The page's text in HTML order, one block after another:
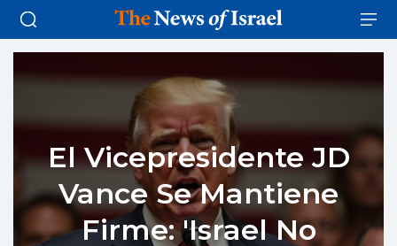
El Vicepresidente JD
Vance Se Mantiene
Firme: 'Israel No